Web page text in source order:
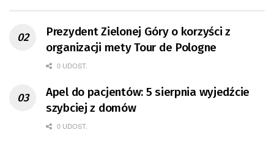
Prezydent Zielonej Góry o korzyści z
organizacji mety Tour de Pologne
0 UDOST.
Apel do pacjentów: 5 sierpnia wyjedźcie
szybciej z domów
0 UDOST.